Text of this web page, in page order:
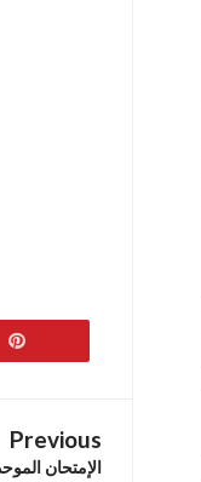
Previous